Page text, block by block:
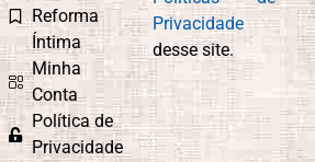
Cordel
Espírita
Reforma
Íntima
Minha
Conta
Política de
Privacidade
Privacidade
desse site.